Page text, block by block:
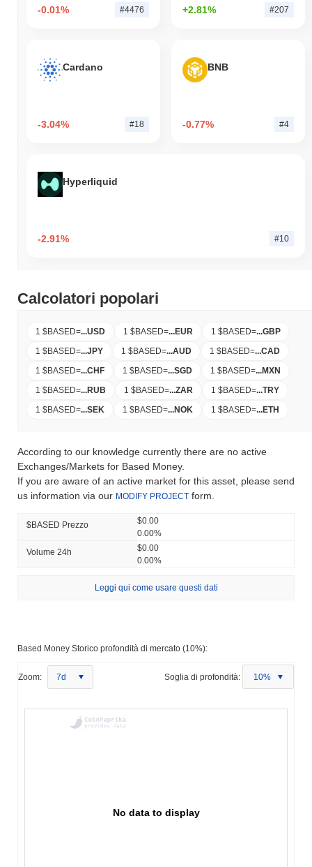
-0.01% #4476 +2.81% #207
Cardano
-3.04% #18
BNB
-0.77% #4
Hyperliquid
-2.91% #10
Calcolatori popolari
1 $BASED=...USD 1 $BASED=...EUR 1 $BASED=...GBP
1 $BASED=...JPY 1 $BASED=...AUD 1 $BASED=...CAD
1 $BASED=...CHF 1 $BASED=...SGD 1 $BASED=...MXN
1 $BASED=...RUB 1 $BASED=...ZAR 1 $BASED=...TRY
1 $BASED=...SEK 1 $BASED=...NOK 1 $BASED=...ETH
According to our knowledge currently there are no active
Exchanges/Markets for Based Money.
If you are aware of an active market for this asset, please send
us information via our MODIFY PROJECT form.
$BASED Prezzo
$0.00
0.00%
Volume 24h
$0.00
0.00%
Leggi qui come usare questi dati
Based Money Storico profondità di mercato (10%):
Zoom: 7d Soglia di profondità: 10%
No data to display